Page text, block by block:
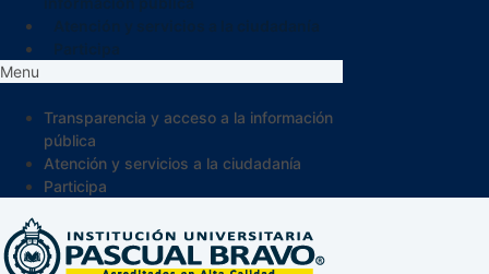
Menu
Transparencia y acceso a la información
pública
Atención y servicios a la ciudadanía
Participa